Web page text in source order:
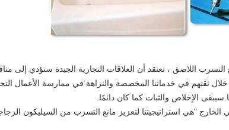
اللاصق ، نعتقد أن العلاقات التجارية الجيدة ستؤدي إلى
ثقتهم في خدماتنا المخصصة والنزاهة في ممارسة الأعمال
الإخلاص والثبات كما كان دائمًا.
الخارج "هي استراتيجيتنا لتعزيز مانع التسرب من السيليكون